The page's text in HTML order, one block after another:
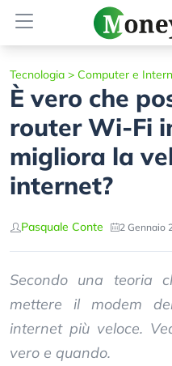
Tecnologia > Computer e
È vero che
router Wi-Fi
migliora la
internet?
Pasquale Conte 2 Gennaio
Secondo una teoria
mettere il modem
internet più veloce.
vero e quando.